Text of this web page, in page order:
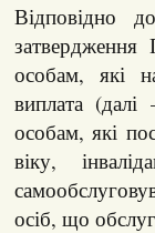
Відповідно
затвердження
особам, які
виплата
особам, які
віку,
осіб, що